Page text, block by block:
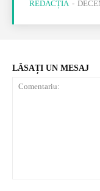
REDACȚIA -
LĂSAȚI UN MESAJ